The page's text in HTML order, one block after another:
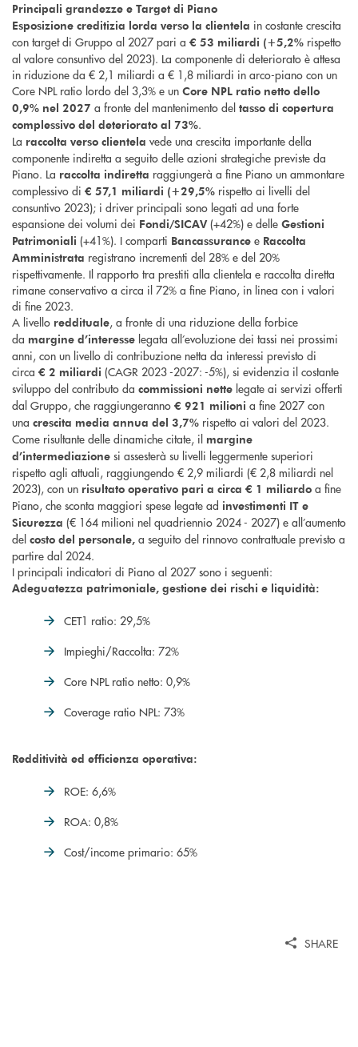
Principali grandezze e Target di Piano
Esposizione creditizia lorda verso la clientela in costante crescita
con target di Gruppo al 2027 pari a € 53 miliardi (+5,2% rispetto
al valore consuntivo del 2023). La componente di deteriorato è attesa
in riduzione da € 2,1 miliardi a € 1,8 miliardi in arco-piano con un
Core NPL ratio lordo del 3,3% e un Core NPL ratio netto dello
0,9% nel 2027 a fronte del mantenimento del tasso di copertura
complessivo del deteriorato al 73%.
La raccolta verso clientela vede una crescita importante della
componente indiretta a seguito delle azioni strategiche previste da
Piano. La raccolta indiretta raggiungerà a fine Piano un ammontare
complessivo di € 57,1 miliardi (+29,5% rispetto ai livelli del
consuntivo 2023); i driver principali sono legati ad una forte
espansione dei volumi dei Fondi/SICAV(+42%) e delle Gestioni
Patrimoniali (+41%). I comparti Bancassurance e Raccolta
Amministrata registrano incrementi del 28% e del 20%
rispettivamente. Il rapporto tra prestiti alla clientela e raccolta diretta
rimane conservativo a circa il 72% a fine Piano, in linea con i valori
di fine 2023.
A livello reddituale, a fronte di una riduzione della forbice
da margine d’interesse legata all’evoluzione dei tassi nei prossimi
anni, con un livello di contribuzione netta da interessi previsto di
circa € 2 miliardi (CAGR 2023 -2027: -5%), si evidenzia il costante
sviluppo del contributo da commissioni nette legate ai servizi offerti
dal Gruppo, che raggiungeranno € 921 milioni a fine 2027 con
una crescita media annua del 3,7% rispetto ai valori del 2023.
Come risultante delle dinamiche citate, il margine
d’intermediazione si assesterà su livelli leggermente superiori
rispetto agli attuali, raggiungendo € 2,9 miliardi (€ 2,8 miliardi nel
2023), con un risultato operativo pari a circa € 1 miliardo a fine
Piano, che sconta maggiori spese legate ad investimenti IT e
Sicurezza (€ 164 milioni nel quadriennio 2024 - 2027) e all’aumento
del costo del personale, a seguito del rinnovo contrattuale previsto a
partire dal 2024.
I principali indicatori di Piano al 2027 sono i seguenti:
Adeguatezza patrimoniale, gestione dei rischi e liquidità:
CET1 ratio: 29,5%
Impieghi/Raccolta: 72%
Core NPL ratio netto: 0,9%
Coverage ratio NPL: 73%
Redditività ed efficienza operativa:
ROE: 6,6%
ROA: 0,8%
Cost/income primario: 65%
SHARE